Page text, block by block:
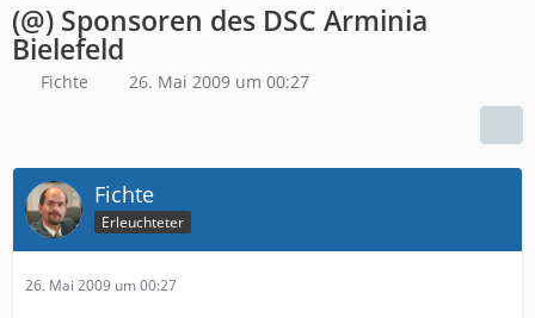
(@) Sponsoren des DSC Arminia
Bielefeld
Fichte 26. Mai 2009 um 00:27
Fichte
Erleuchteter
26. Mai 2009 um 00:27